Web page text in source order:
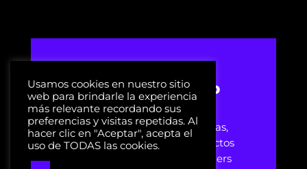
Streamer Setup
Sitio web dedicado a noticias,
artículos y reviews de productos
relacionados con los streamers
Usamos cookies en nuestro sitio
web para brindarle la experiencia
más relevante recordando sus
preferencias y visitas repetidas. Al
hacer clic en "Aceptar", acepta el
uso de TODAS las cookies.